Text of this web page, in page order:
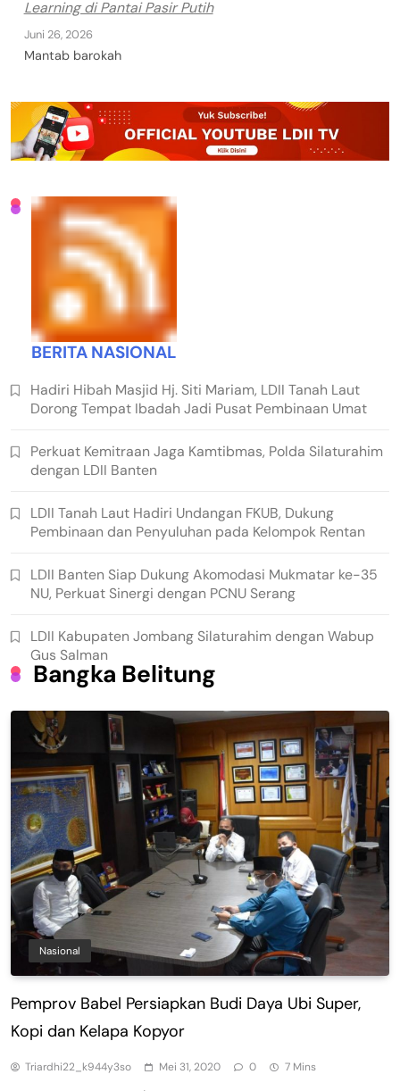
Bangka Belitung
Nasional
Pemprov Babel Persiapkan Budi Daya Ubi Super,
Kopi dan Kelapa Kopyor
Triardhi22_k944y3so Mei 31, 2020 0 7 Mins
Learning di Pantai Pasir Putih
Juni 26, 2026
Mantab barokah
BERITA NASIONAL
Hadiri Hibah Masjid Hj. Siti Mariam, LDII Tanah Laut
Dorong Tempat Ibadah Jadi Pusat Pembinaan Umat
Perkuat Kemitraan Jaga Kamtibmas, Polda Silaturahim
dengan LDII Banten
LDII Tanah Laut Hadiri Undangan FKUB, Dukung
Pembinaan dan Penyuluhan pada Kelompok Rentan
LDII Banten Siap Dukung Akomodasi Mukmatar ke-35
NU, Perkuat Sinergi dengan PCNU Serang
LDII Kabupaten Jombang Silaturahim dengan Wabup
Gus Salman